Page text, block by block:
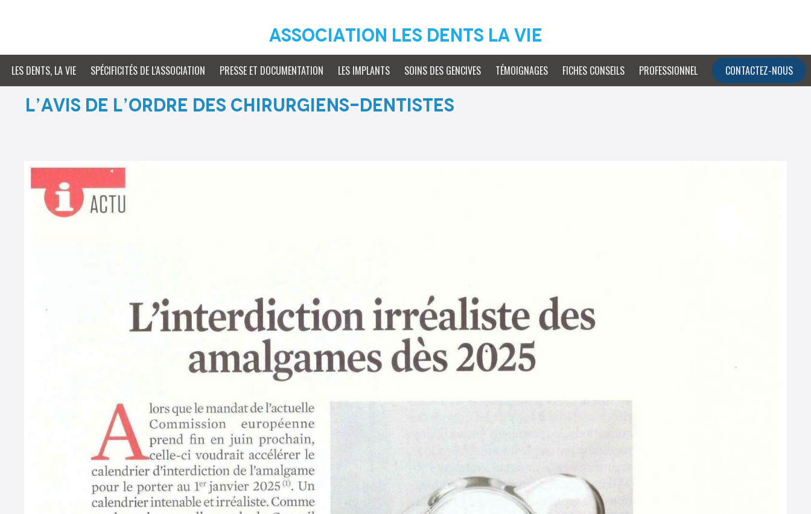
Association Les Dents La vie
LES DENTS, LA VIE SPÉCIFICITÉS DE L'ASSOCIATION PRESSE ET DOCUMENTATION LES IMPLANTS SOINS DES GENCIVES TÉMOIGNAGES FICHES CONSEILS PROFESSIONNEL CONTACTEZ-NOUS
L’avis de l’Ordre des Chirurgiens-Dentistes